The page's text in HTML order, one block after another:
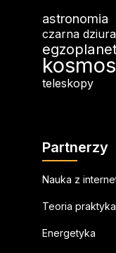
astronomia
czarna dziura
kosmos
teleskopy
Partnerzy
Nauka z
Teoria praktyka
Energetyka